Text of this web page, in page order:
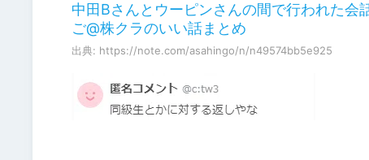
中田Bさんとウーピンさんの間で行われた
ご@株クラのいい話まとめ
出典: https://note.com/asahingo/n/n49574bb5e925